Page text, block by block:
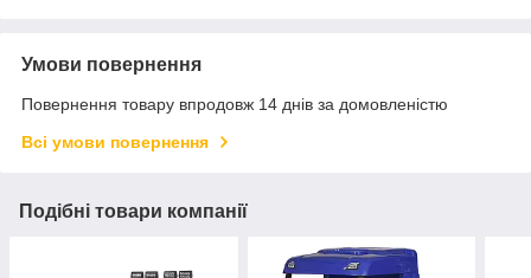
Умови повернення
Повернення товару впродовж 14 днів за домовленістю
Всі умови повернення
Подібні товари компанії